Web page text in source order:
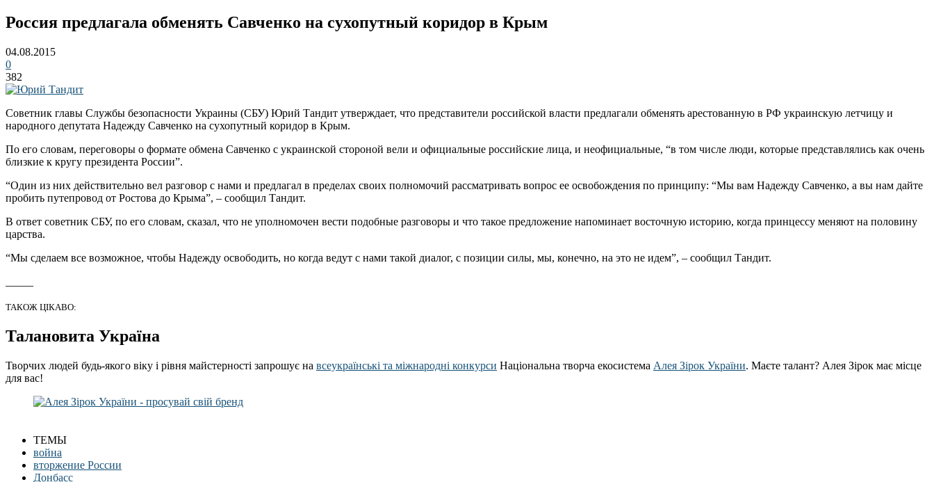
Россия предлагала обменять Савченко на сухопутный коридор в Крым
04.08.2015
0
382
Советник главы Службы безопасности Украины (СБУ) Юрий Тандит утверждает, что представители российской власти предлагали обменять арестованную в РФ украинскую летчицу и
народного депутата Надежду Савченко на сухопутный коридор в Крым.
По его словам, переговоры о формате обмена Савченко с украинской стороной вели и официальные российские лица, и неофициальные, “в том числе люди, которые представлялись как очень
близкие к кругу президента России”.
“Один из них действительно вел разговор с нами и предлагал в пределах своих полномочий рассматривать вопрос ее освобождения по принципу: “Мы вам Надежду Савченко, а вы нам дайте
пробить путепровод от Ростова до Крыма”, – сообщил Тандит.
В ответ советник СБУ, по его словам, сказал, что не уполномочен вести подобные разговоры и что такое предложение напоминает восточную историю, когда принцессу меняют на половину
царства.
“Мы сделаем все возможное, чтобы Надежду освободить, но когда ведут с нами такой диалог, с позиции силы, мы, конечно, на это не идем”, – сообщил Тандит.
ТАКОЖ ЦІКАВО:
Талановита Україна
Творчих людей будь-якого віку і рівня майстерності запрошує на всеукраїнські та міжнародні конкурси Національна творча екосистема Алея Зірок України. Маєте талант? Алея Зірок має місце
для вас!
ТЕМЫ
война
вторжение России
Донбасс